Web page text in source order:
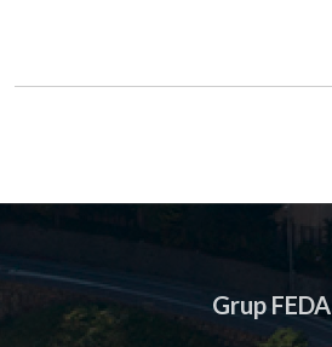
Grup FEDA